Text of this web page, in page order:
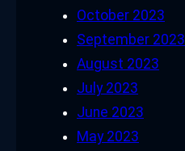
October 2023
September 2023
August 2023
July 2023
June 2023
May 2023